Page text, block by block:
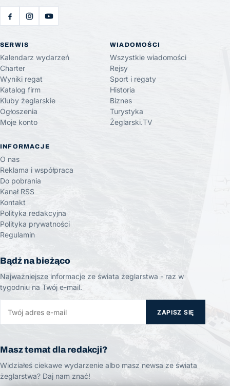
SERWIS
Kalendarz wydarzeń
Charter
Wyniki regat
Katalog firm
Kluby żeglarskie
Ogłoszenia
Moje konto
WIADOMOŚCI
Wszystkie wiadomości
Rejsy
Sport i regaty
Historia
Biznes
Turystyka
Żeglarski.TV
INFORMACJE
O nas
Reklama i współpraca
Do pobrania
Kanał RSS
Kontakt
Polityka redakcyjna
Polityka prywatności
Regulamin
Bądź na bieżąco
Najważniejsze informacje ze świata żeglarstwa - raz w
tygodniu na Twój e-mail.
ZAPISZ SIĘ
Masz temat dla redakcji?
Widziałeś ciekawe wydarzenie albo masz newsa ze świata
żeglarstwa? Daj nam znać!